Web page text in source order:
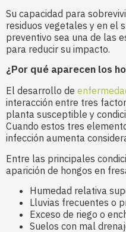
Su capacidad para
residuos vegetales y en el
preventivo sea una de las
para reducir su impacto.
¿Por qué aparecen los
El desarrollo de
interacción entre tres
planta susceptible y
Cuando estos tres
infección aumenta
Entre las principales
aparición de hongos en
Humedad relativa
Lluvias frecuentes o
Exceso de riego o
Suelos con mal